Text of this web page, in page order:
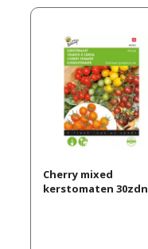
Cherry mixed
kerstomaten 30zdn